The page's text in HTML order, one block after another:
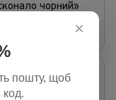
чорний»
×
пошту, щоб
код.